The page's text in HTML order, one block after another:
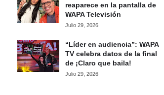
reaparece en la pantalla de
WAPA Televisión
Julio 29, 2026
“Líder en audiencia”: WAPA
TV celebra datos de la final
de ¡Claro que baila!
Julio 29, 2026